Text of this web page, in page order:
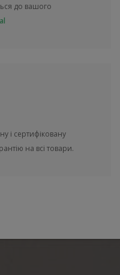
до вашого
і сертифіковану
на всі товари.